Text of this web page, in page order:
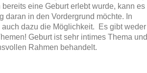
eine Geburt erlebt wurde, kann es
daran in den Vordergrund möchte. In
dazu die Möglichkeit. Es gibt weder
Geburt ist sehr intimes Thema und
Rahmen behandelt.